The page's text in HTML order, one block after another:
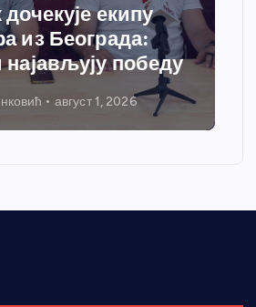
екипу
из Београда:
победу
август 1, 2026